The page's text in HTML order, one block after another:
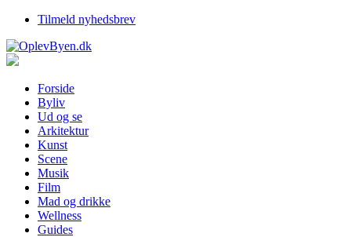
Tilmeld nyhedsbrev
Forside
Byliv
Ud og se
Arkitektur
Kunst
Scene
Musik
Film
Mad og drikke
Wellness
Guides